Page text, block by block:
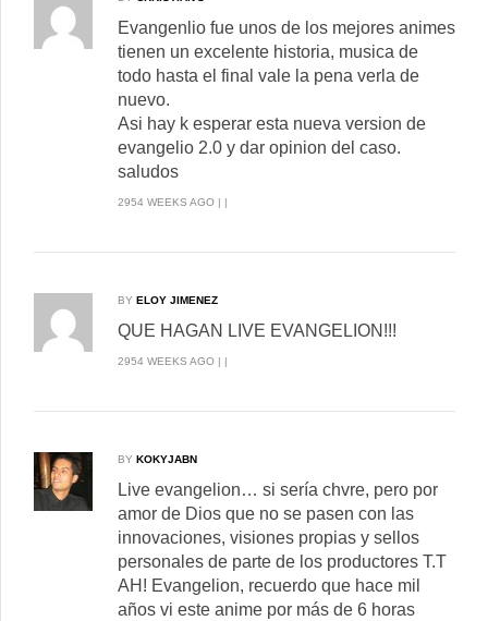
Evangenlio fue unos de los mejores animes
tienen un excelente historia, musica de
todo hasta el final vale la pena verla de
nuevo.
Asi hay k esperar esta nueva version de
evangelio 2.0 y dar opinion del caso.
saludos
2954 WEEKS AGO | |
BY ELOY JIMENEZ
QUE HAGAN LIVE EVANGELION!!!
2954 WEEKS AGO | |
BY KOKYJABN
Live evangelion… si sería chvre, pero por
amor de Dios que no se pasen con las
innovaciones, visiones propias y sellos
personales de parte de los productores T.T
AH! Evangelion, recuerdo que hace mil
años vi este anime por más de 6 horas